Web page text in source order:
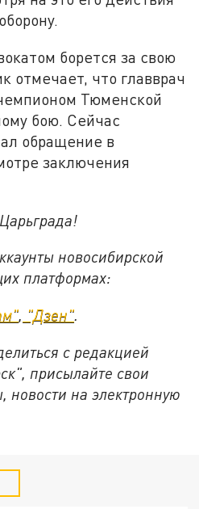
борется за свою
отмечает, что главврач
Тюменской
бою. Сейчас
обращение в
заключения
новосибирской
платформах:
, "Дзен".
с редакцией
присылайте свои
на электронную